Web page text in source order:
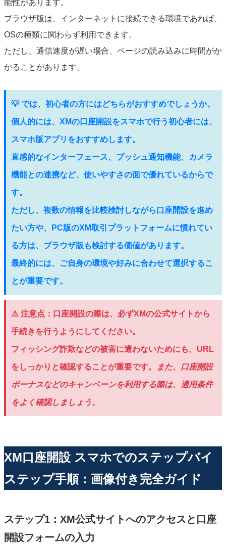
能性があります。
ブラウザ版は、インターネットに接続できる環境であれば、
OSの種類に関わらず利用できます。
ただし、通信速度が遅い場合、ページの読み込みに時間がか
かることがあります。
💡 では、初心者の方にはどちらがおすすめでしょうか。
個人的には、XMの口座開設をスマホで行う初心者には、
スマホ版アプリをおすすめします。
直感的なインターフェース、プッシュ通知機能、カメラ
機能との連携など、使いやすさの面で優れているからで
す。
ただし、複数の情報を比較検討しながら口座開設を進め
たい方や、PC版のXM取引プラットフォームに慣れてい
る方は、ブラウザ版も検討する価値があります。
最終的には、ご自身の環境や好みに合わせて選択するこ
とが重要です。
⚠️ 注意点： 口座開設の際は、必ずXMの公式サイトから
手続きを行うようにしてください。
フィッシング詐欺などの被害に遭わないためにも、URL
をしっかりと確認することが重要です。 また、口座開設
ボーナスなどのキャンペーンを利用する際は、適用条件
をよく確認しましょう。
XM口座開設 スマホでのステップバイ
ステップ手順：画像付き完全ガイド
ステップ1：XM公式サイトへのアクセスと口座
開設フォームの入力